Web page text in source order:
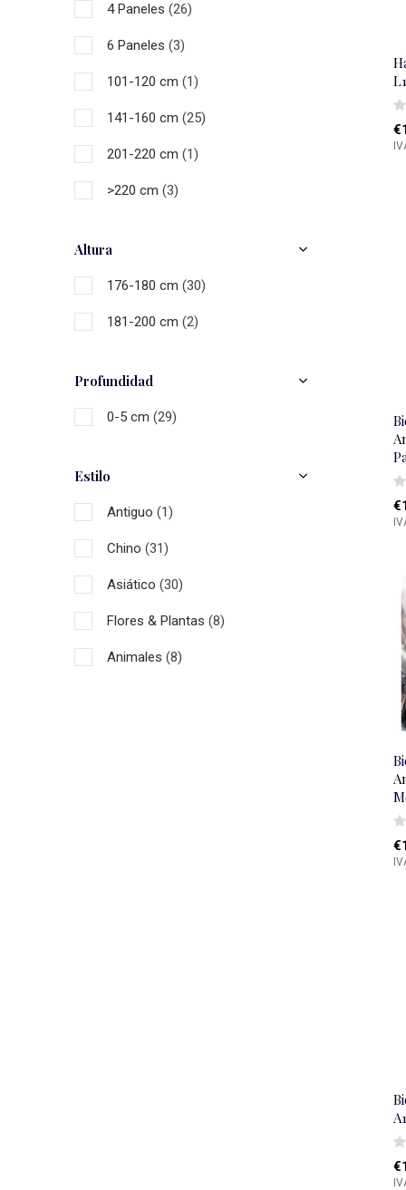
4 Paneles (26)
6 Paneles (3)
101-120 cm (1)
141-160 cm (25)
201-220 cm (1)
>220 cm (3)
Altura
176-180 cm (30)
181-200 cm (2)
Profundidad
0-5 cm (29)
Estilo
Antiguo (1)
Chino (31)
Asiático (30)
Flores & Plantas (8)
Animales (8)